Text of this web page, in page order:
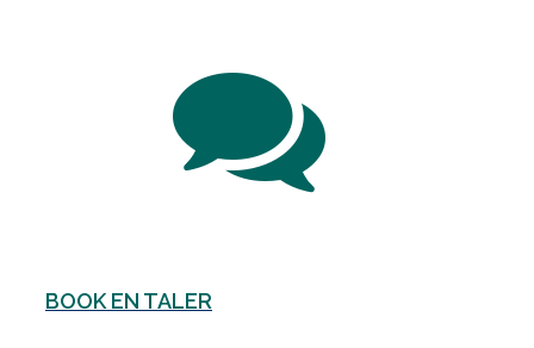
BOOK EN TALER